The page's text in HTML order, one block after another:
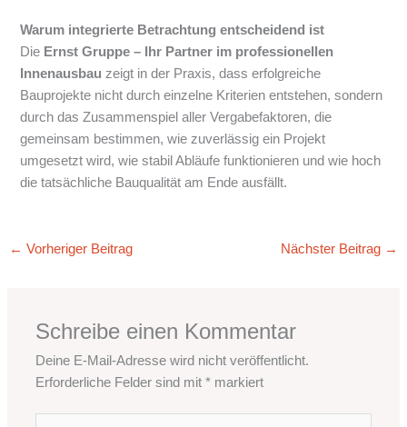
Warum integrierte Betrachtung entscheidend ist
Die Ernst Gruppe – Ihr Partner im professionellen
Innenausbau zeigt in der Praxis, dass erfolgreiche
Bauprojekte nicht durch einzelne Kriterien entstehen, sondern
durch das Zusammenspiel aller Vergabefaktoren, die
gemeinsam bestimmen, wie zuverlässig ein Projekt
umgesetzt wird, wie stabil Abläufe funktionieren und wie hoch
die tatsächliche Bauqualität am Ende ausfällt.
← Vorheriger Beitrag Nächster Beitrag →
Schreibe einen Kommentar
Deine E-Mail-Adresse wird nicht veröffentlicht.
Erforderliche Felder sind mit* markiert